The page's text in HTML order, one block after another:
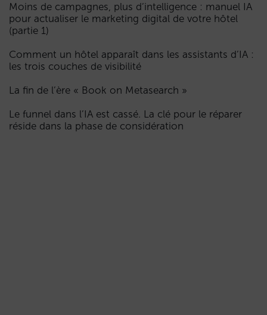
Moins de campagnes, plus d’intelligence : manuel IA
pour actualiser le marketing digital de votre hôtel
(partie 1)
Comment un hôtel apparaît dans les assistants d’IA :
les trois couches de visibilité
La fin de l’ère « Book on Metasearch »
Le funnel dans l’IA est cassé. La clé pour le réparer
réside dans la phase de considération